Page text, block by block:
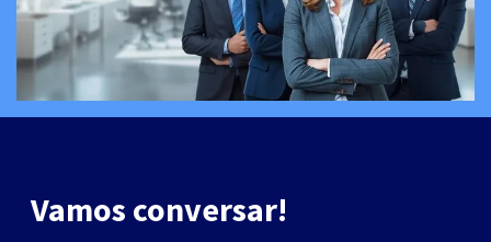
Vamos conversar!